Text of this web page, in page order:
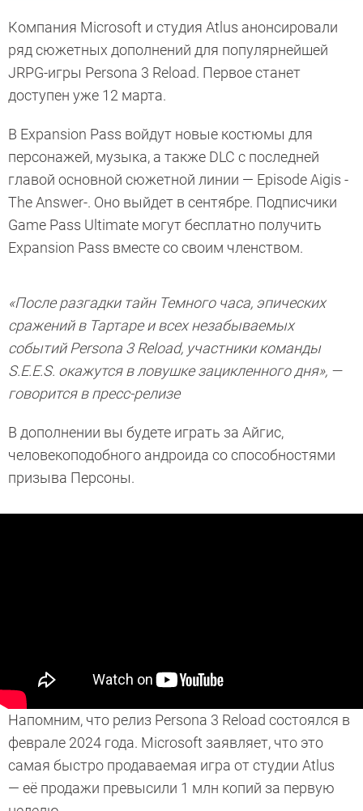
Компания Microsoft и студия Atlus анонсировали
ряд сюжетных дополнений для популярнейшей
JRPG-игры Persona 3 Reload. Первое станет
доступен уже 12 марта.
В Expansion Pass войдут новые костюмы для
персонажей, музыка, а также DLC с последней
главой основной сюжетной линии — Episode Aigis -
The Answer-. Оно выйдет в сентябре. Подписчики
Game Pass Ultimate могут бесплатно получить
Expansion Pass вместе со своим членством.
«После разгадки тайн Темного часа, эпических
сражений в Тартаре и всех незабываемых
событий Persona 3 Reload, участники команды
S.E.E.S. окажутся в ловушке зацикленного дня», —
говорится в пресс-релизе
В дополнении вы будете играть за Айгис,
человекоподобного андроида со способностями
призыва Персоны.
Напомним, что релиз Persona 3 Reload состоялся в
феврале 2024 года. Microsoft заявляет, что это
самая быстро продаваемая игра от студии Atlus
— её продажи превысили 1 млн копий за первую